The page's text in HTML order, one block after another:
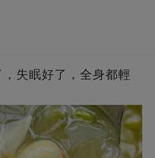
失眠好了，全身都輕